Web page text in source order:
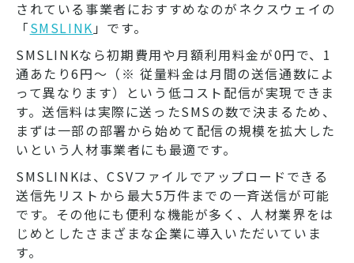
されている事業者におすすめなのがネクスウェイの
「SMSLINK」です。
SMSLINKなら初期費用や月額利用料金が0円で、1
通あたり6円〜（※ 従量料金は月間の送信通数によ
って異なります）という低コスト配信が実現できま
す。送信料は実際に送ったSMSの数で決まるため、
まずは一部の部署から始めて配信の規模を拡大した
いという人材事業者にも最適です。
SMSLINKは、CSVファイルでアップロードできる
送信先リストから最大5万件までの一斉送信が可能
です。その他にも便利な機能が多く、人材業界をは
じめとしたさまざまな企業に導入いただいていま
す。